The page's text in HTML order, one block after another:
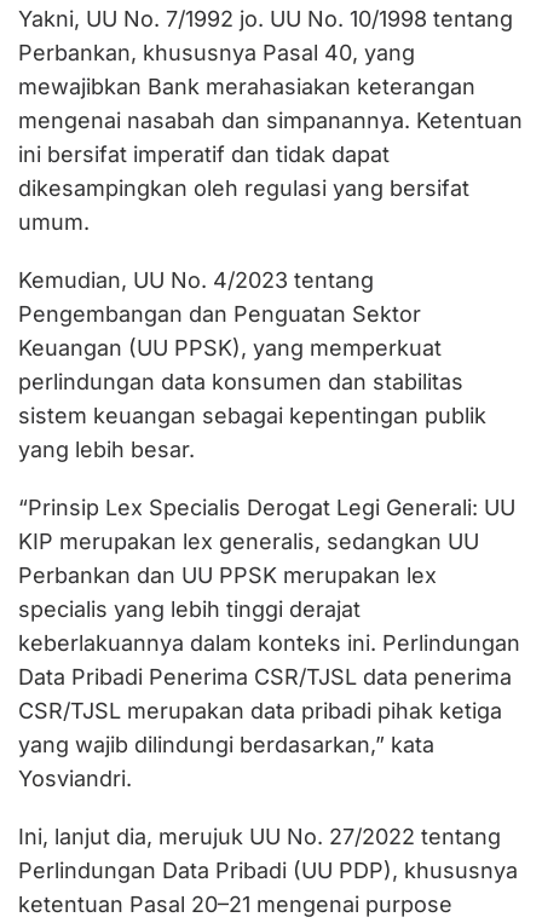
Yakni, UU No. 7/1992 jo. UU No. 10/1998 tentang
Perbankan, khususnya Pasal 40, yang
mewajibkan Bank merahasiakan keterangan
mengenai nasabah dan simpanannya. Ketentuan
ini bersifat imperatif dan tidak dapat
dikesampingkan oleh regulasi yang bersifat
umum.
Kemudian, UU No. 4/2023 tentang
Pengembangan dan Penguatan Sektor
Keuangan (UU PPSK), yang memperkuat
perlindungan data konsumen dan stabilitas
sistem keuangan sebagai kepentingan publik
yang lebih besar.
“Prinsip Lex Specialis Derogat Legi Generali: UU
KIP merupakan lex generalis, sedangkan UU
Perbankan dan UU PPSK merupakan lex
specialis yang lebih tinggi derajat
keberlakuannya dalam konteks ini. Perlindungan
Data Pribadi Penerima CSR/TJSL data penerima
CSR/TJSL merupakan data pribadi pihak ketiga
yang wajib dilindungi berdasarkan,” kata
Yosviandri.
Ini, lanjut dia, merujuk UU No. 27/2022 tentang
Perlindungan Data Pribadi (UU PDP), khususnya
ketentuan Pasal 20–21 mengenai purpose